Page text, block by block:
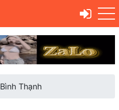
Bình Thạnh